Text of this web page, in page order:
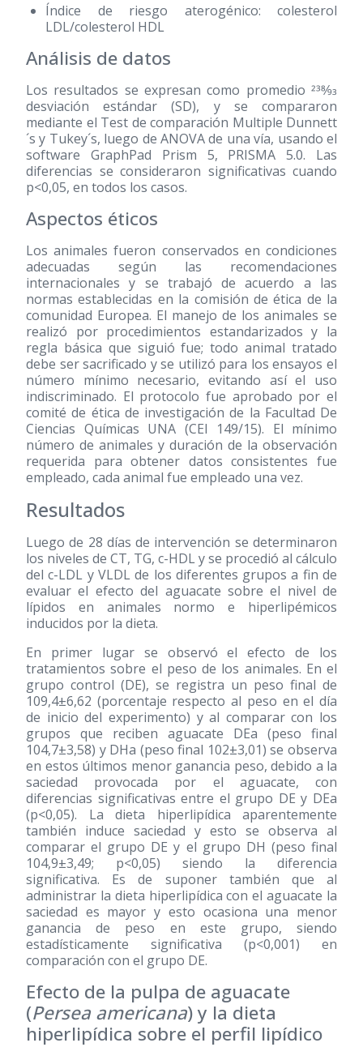
Índice de riesgo aterogénico: colesterol
LDL/colesterol HDL
Análisis de datos
Los resultados se expresan como promedio 238⁄93
desviación estándar (SD), y se compararon
mediante el Test de comparación Multiple Dunnett
´s y Tukey´s, luego de ANOVA de una vía, usando el
software GraphPad Prism 5, PRISMA 5.0. Las
diferencias se consideraron significativas cuando
p<0,05, en todos los casos.
Aspectos éticos
Los animales fueron conservados en condiciones
adecuadas según las recomendaciones
internacionales y se trabajó de acuerdo a las
normas establecidas en la comisión de ética de la
comunidad Europea. El manejo de los animales se
realizó por procedimientos estandarizados y la
regla básica que siguió fue; todo animal tratado
debe ser sacrificado y se utilizó para los ensayos el
número mínimo necesario, evitando así el uso
indiscriminado. El protocolo fue aprobado por el
comité de ética de investigación de la Facultad De
Ciencias Químicas UNA (CEI 149/15). El mínimo
número de animales y duración de la observación
requerida para obtener datos consistentes fue
empleado, cada animal fue empleado una vez.
Resultados
Luego de 28 días de intervención se determinaron
los niveles de CT, TG, c-HDL y se procedió al cálculo
del c-LDL y VLDL de los diferentes grupos a fin de
evaluar el efecto del aguacate sobre el nivel de
lípidos en animales normo e hiperlipémicos
inducidos por la dieta.
En primer lugar se observó el efecto de los
tratamientos sobre el peso de los animales. En el
grupo control (DE), se registra un peso final de
109,4±6,62 (porcentaje respecto al peso en el día
de inicio del experimento) y al comparar con los
grupos que reciben aguacate DEa (peso final
104,7±3,58) y DHa (peso final 102±3,01) se observa
en estos últimos menor ganancia peso, debido a la
saciedad provocada por el aguacate, con
diferencias significativas entre el grupo DE y DEa
(p<0,05). La dieta hiperlipídica aparentemente
también induce saciedad y esto se observa al
comparar el grupo DE y el grupo DH (peso final
104,9±3,49; p<0,05) siendo la diferencia
significativa. Es de suponer también que al
administrar la dieta hiperlipídica con el aguacate la
saciedad es mayor y esto ocasiona una menor
ganancia de peso en este grupo, siendo
estadísticamente significativa (p<0,001) en
comparación con el grupo DE.
Efecto de la pulpa de aguacate
(Persea americana) y la dieta
hiperlipídica sobre el perfil lipídico